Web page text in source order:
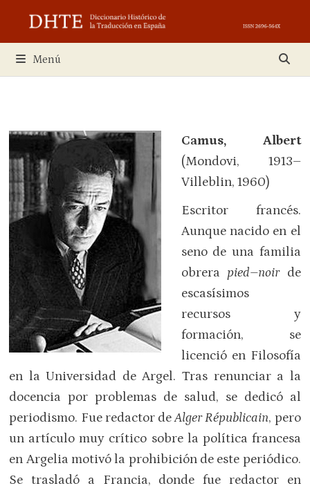
contenido
Menú
Camus, Albert
(Mondovi, 1913–
Villeblin, 1960)
Escritor francés.
Aunque nacido en el
seno de una familia
obrera pied–noir de
escasísimos
recursos y
formación, se
licenció en Filosofía
en la Universidad de Argel. Tras renunciar a la
docencia por problemas de salud, se dedicó al
periodismo. Fue redactor deAlger Républicain, pero
un artículo muy crítico sobre la política francesa
en Argelia motivó la prohibición de este periódico.
Se trasladó a Francia, donde fue redactor en